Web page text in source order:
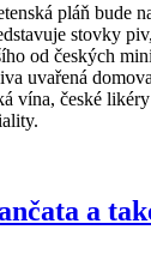
pláň bude
stovky
od českých
uvařená
vína, české
a